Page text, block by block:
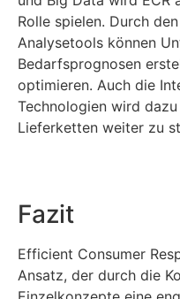
Rolle spielen. Durch
Analysetools können
Bedarfsprognosen
optimieren. Auch die
Technologien wird
Lieferketten weiter zu
Fazit
Efficient Consumer
Ansatz, der durch die